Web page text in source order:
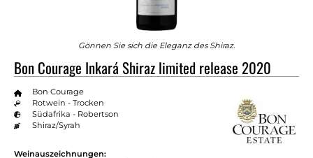
Gönnen Sie sich die Eleganz des Shiraz.
Bon Courage Inkará Shiraz limited release 2020
Bon Courage
Rotwein - Trocken
Südafrika - Robertson
Shiraz/Syrah
Weinauszeichnungen: